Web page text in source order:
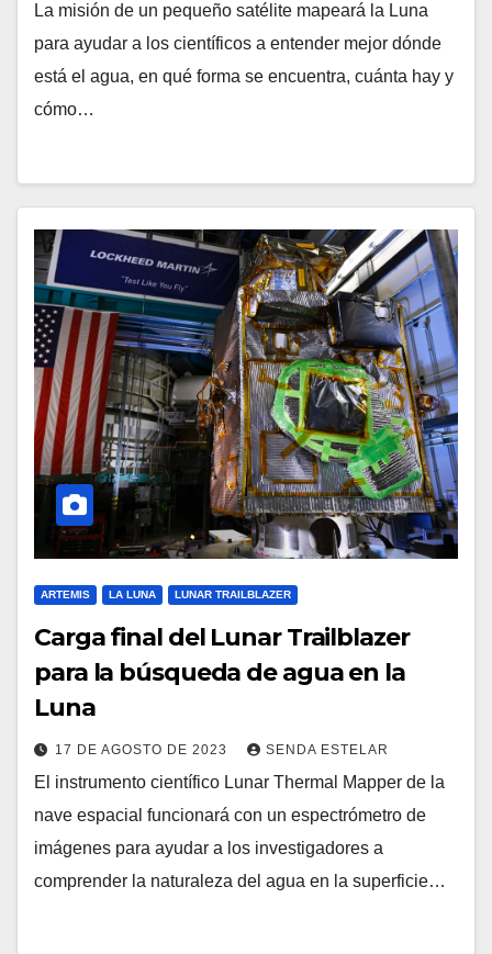
La misión de un pequeño satélite mapeará la Luna
para ayudar a los científicos a entender mejor dónde
está el agua, en qué forma se encuentra, cuánta hay y
cómo…
ARTEMIS LA LUNA LUNAR TRAILBLAZER
Carga final del Lunar Trailblazer
para la búsqueda de agua en la
Luna
17 DE AGOSTO DE 2023 SENDA ESTELAR
El instrumento científico Lunar Thermal Mapper de la
nave espacial funcionará con un espectrómetro de
imágenes para ayudar a los investigadores a
comprender la naturaleza del agua en la superficie…